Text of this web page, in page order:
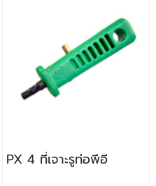
PX 4 ที่เจาะรูท่อพีอี